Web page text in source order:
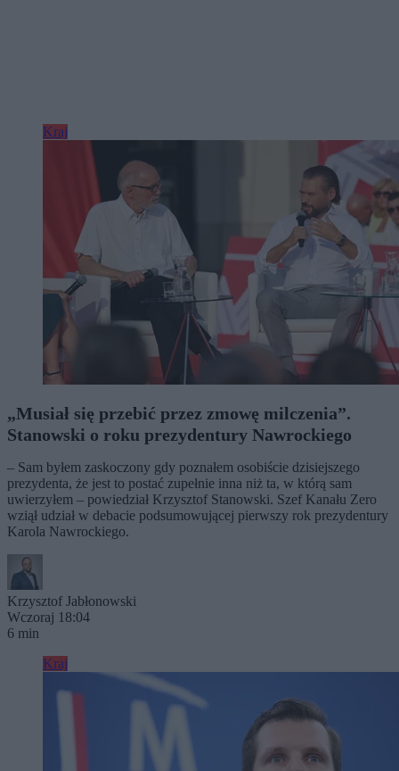
Kraj
„Musiał się przebić przez zmowę milczenia”.
Stanowski o roku prezydentury Nawrockiego
– Sam byłem zaskoczony gdy poznałem osobiście dzisiejszego
prezydenta, że jest to postać zupełnie inna niż ta, w którą sam
uwierzyłem – powiedział Krzysztof Stanowski. Szef Kanału Zero
wziął udział w debacie podsumowującej pierwszy rok prezydentury
Karola Nawrockiego.
Krzysztof Jabłonowski
Wczoraj 18:04
6 min
Kraj